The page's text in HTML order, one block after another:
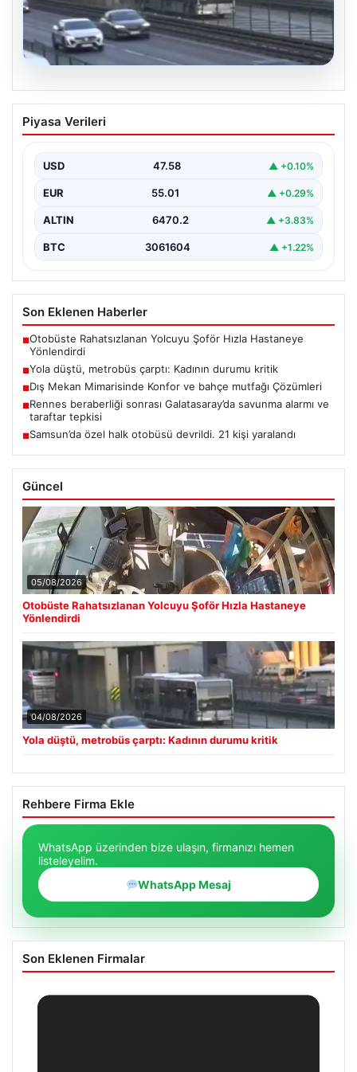
04.08.2026
Yola düştü, metrobüs çarptı: Kadının
durumu kritik
Piyasa Verileri
USD 47.58 ▲ +0.10%
EUR 55.01 ▲ +0.29%
ALTIN 6470.2 ▲ +3.83%
BTC 3061604 ▲ +1.22%
Son Eklenen Haberler
■Otobüste Rahatsızlanan Yolcuyu Şoför Hızla Hastaneye
Yönlendirdi
■Yola düştü, metrobüs çarptı: Kadının durumu kritik
■Dış Mekan Mimarisinde Konfor ve bahçe mutfağı Çözümleri
■Rennes beraberliği sonrası Galatasaray’da savunma alarmı ve
taraftar tepkisi
■Samsun’da özel halk otobüsü devrildi. 21 kişi yaralandı
Güncel
05/08/2026
Otobüste Rahatsızlanan Yolcuyu Şoför Hızla Hastaneye
Yönlendirdi
04/08/2026
Yola düştü, metrobüs çarptı: Kadının durumu kritik
Rehbere Firma Ekle
WhatsApp üzerinden bize ulaşın, firmanızı hemen
listeleyelim.
WhatsApp Mesaj
Son Eklenen Firmalar